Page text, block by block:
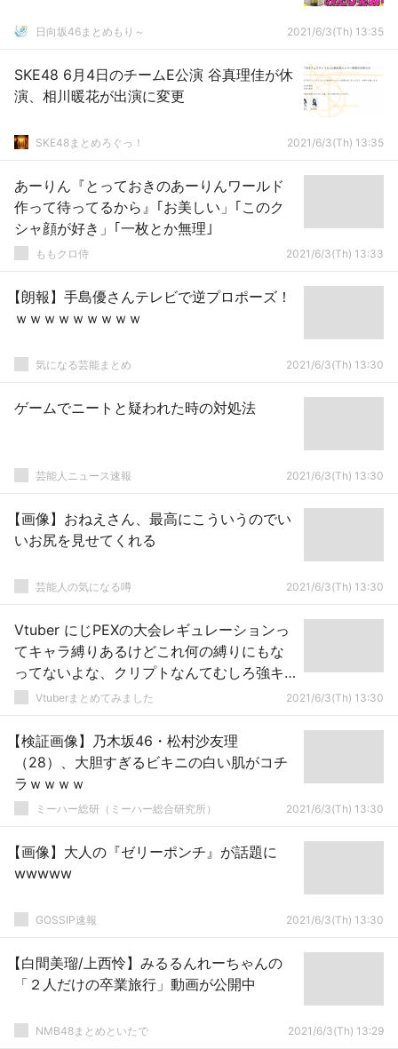
日向坂46まとめもり～ 2021/6/3(Th) 13:35
SKE48 6月4日のチームE公演 谷真理佳が休
演、相川暖花が出演に変更
SKE48まとめろぐっ！ 2021/6/3(Th) 13:35
あーりん『とっておきのあーりんワールド
作って待ってるから』｢お美しい」｢このク
シャ顔が好き」｢一枚とか無理｣
ももクロ侍 2021/6/3(Th) 13:33
【朗報】手島優さんテレビで逆プロポーズ！
ｗｗｗｗｗｗｗｗｗ
気になる芸能まとめ 2021/6/3(Th) 13:30
ゲームでニートと疑われた時の対処法
芸能人ニュース速報 2021/6/3(Th) 13:30
【画像】おねえさん、最高にこういうのでい
いお尻を見せてくれる
芸能人の気になる噂 2021/6/3(Th) 13:30
Vtuber にじPEXの大会レギュレーションっ
てキャラ縛りあるけどこれ何の縛りにもな
ってないよな、クリプトなんてむしろ強キ
ャラじゃね？
Vtuberまとめてみました 2021/6/3(Th) 13:30
【検証画像】乃木坂46・松村沙友理
（28）、大胆すぎるビキニの白い肌がコチ
ラｗｗｗｗ
ミーハー総研（ミーハー総合研究所） 2021/6/3(Th) 13:30
【画像】大人の『ゼリーポンチ』が話題に
wwwww
GOSSIP速報 2021/6/3(Th) 13:30
【白間美瑠/上西怜】みるるんれーちゃんの
「２人だけの卒業旅行」動画が公開中
NMB48まとめといたで 2021/6/3(Th) 13:29